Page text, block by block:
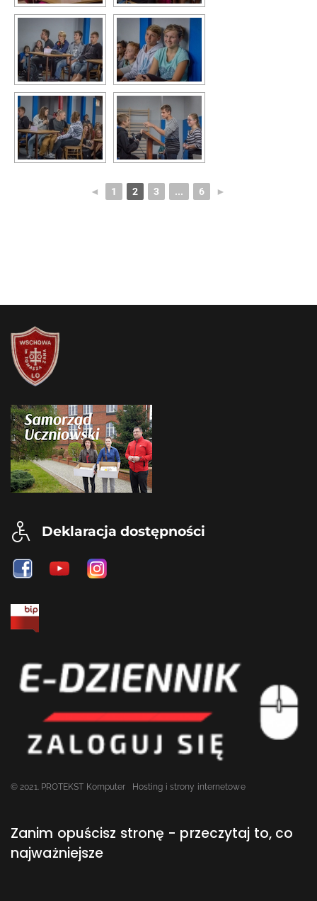
◄ 1 2 3 ... 6 ►
Deklaracja dostępności
© 2021. PROTEKST Komputer Hosting i strony internetowe
Zanim opuścisz stronę - przeczytaj to, co
najważniejsze